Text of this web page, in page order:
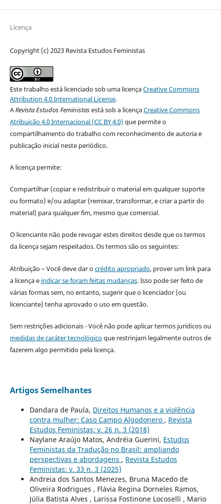
Licença
Copyright (c) 2023 Revista Estudos Feministas
Este trabalho está licenciado sob uma licençaCreative Commons
Attribution 4.0 International License.
ARevista Estudos Feministasestá sob a licençaCreative Commons
Atribuição 4.0 Internacional (CC BY 4.0) que permite o
compartilhamento do trabalho com reconhecimento de autoria e
publicação inicial neste periódico.
A licença permite:
Compartilhar (copiar e redistribuir o material em qualquer suporte
ou formato) e/ou adaptar (remixar, transformar, e criar a partir do
material) para qualquer fim, mesmo que comercial.
O licenciante não pode revogar estes direitos desde que os termos
da licença sejam respeitados. Os termos são os seguintes:
Atribuição – Você deve dar ocrédito apropriado, prover um link para
a licença e indicar se foram feitas mudanças. Isso pode ser feito de
várias formas sem, no entanto, sugerir que o licenciador (ou
licenciante) tenha aprovado o uso em questão.
Sem restrições adicionais - Você não pode aplicar termos jurídicos ou
medidas de caráter tecnológicoque restrinjam legalmente outros de
fazerem algo permitido pela licença.
Artigos Semelhantes
Dandara de Paula, Direitos Humanos e a violência
contra mulher: Caso Campo Algodonero , Revista
Estudos Feministas: v. 26 n. 3 (2018)
Naylane Araújo Matos, Andréia Guerini, Estudos
Feministas da Tradução no Brasil: ampliando
perspectivas e abordagens , Revista Estudos
Feministas: v. 33 n. 3 (2025)
Andreia dos Santos Menezes, Bruna Macedo de
Oliveira Rodrigues , Flávia Regina Dorneles Ramos,
Júlia Batista Alves , Larissa Fostinone Locoselli , Mario